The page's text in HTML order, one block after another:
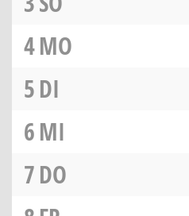
4MO
5DI
6MI
7DO